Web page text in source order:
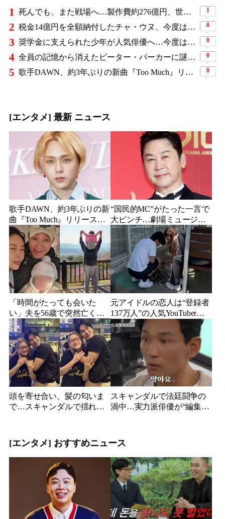
1 死んでも、また戦場へ…製作費約276億円、世界興収584億円のSF大作『オール・ユー・ニード・イズ・キル』がついに配信 1
2 税金14億円を全額納付したチャ・ウヌ、今度は軍服姿で登場…鍛え上げた上半身に驚きの声 0
3 奨学金に支えられた少年が人気俳優へ…今度は子どもたちに総額5,000万円を寄付 0
4 全員の記憶から消えたピーター・パーカーに謎の敵と制御不能の新能力…『スパイダーマン：ブランド・ニュー・デイ』に期待爆発 0
5 歌手DAWN、約3年ぶりの新曲『Too Much』リリース 「他人の目や数字ばかり気にしていた」 0
[エンタメ] 最新 ニュース
歌手DAWN、約3年ぶりの新
曲『Too Much』リリース
「他人の目や数字ばかり気
にしていた」
“国民的MC”がたった一言で
大ピンチ…劇場ミュージカ
ルを巡る発言に批判続出、
ついに長文で謝罪
「時間がたっても会いた
い」夫を56歳で突然亡くし
た妻…笑顔が父親に似てき
た娘と歩む“その後”
元アイドルの恋人は“登録者
137万人”の人気YouTuberだ
った…同日投稿で明らかに
なった2人の関係
頭を寄せ合い、髪の匂いま
で…スキャンダルで揺れた
スキャンダルで法廷闘争の
渦中…実力派俳優が“編集な
[エンタメ] おすすめニュース